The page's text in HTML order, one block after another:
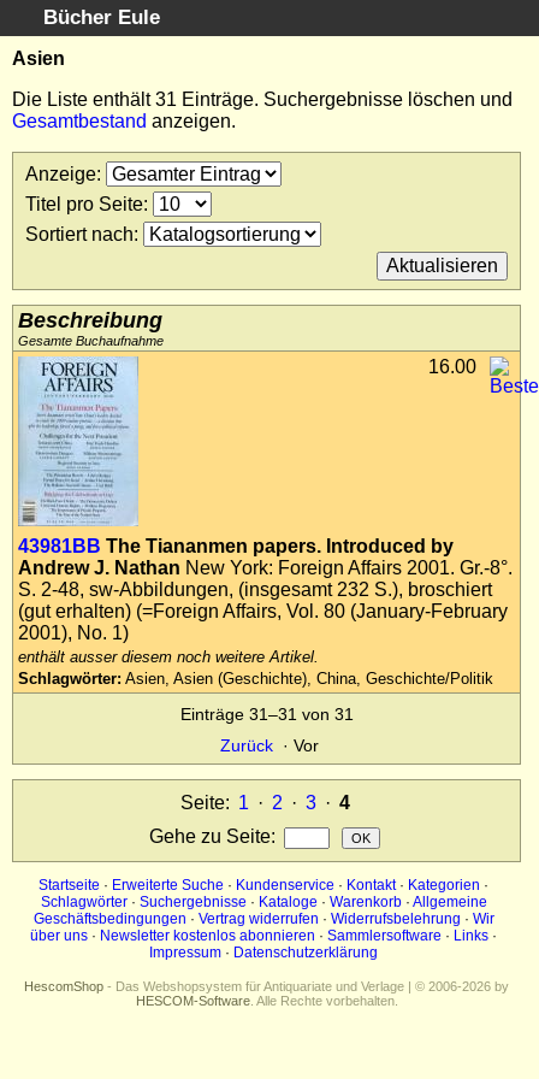
Bücher Eule
Startseite
Erweiterte Suche
Kundenservice
Kontakt
Kategorien
Kataloge
Warenkorb
Allgemeine Geschäftsbedingungen
Widerruf
Wir über uns
Newsletter kostenlos abonnieren
Sammlersoftware
Links
Impressum
Datenschutz
Asien
Die Liste enthält 31 Einträge. Suchergebnisse löschen und
Gesamtbestand anzeigen.
Anzeige:
Titel pro Seite:
Sortiert nach:
Beschreibung
Gesamte Buchaufnahme
43981BB The Tiananmen papers. Introduced by
Andrew J. Nathan New York: Foreign Affairs 2001. Gr.-8°.
S. 2-48, sw-Abbildungen, (insgesamt 232 S.), broschiert
(gut erhalten) (=Foreign Affairs, Vol. 80 (January-February
2001), No. 1)
enthält ausser diesem noch weitere Artikel.
Schlagwörter: Asien, Asien (Geschichte), China, Geschichte/Politik
16.00
Einträge 31–31 von 31
Zurück · Vor
Seite: 1 · 2 · 3 · 4
Gehe zu Seite:
Startseite · Erweiterte Suche · Kundenservice · Kontakt· Kategorien ·
Schlagwörter· Suchergebnisse · Kataloge · Warenkorb· Allgemeine
Geschäftsbedingungen · Vertrag widerrufen · Widerrufsbelehrung · Wir
über uns · Newsletter kostenlos abonnieren · Sammlersoftware · Links ·
Impressum · Datenschutzerklärung
HescomShop - Das Webshopsystem für Antiquariate und Verlage | © 2006-2026 by
HESCOM-Software. Alle Rechte vorbehalten.